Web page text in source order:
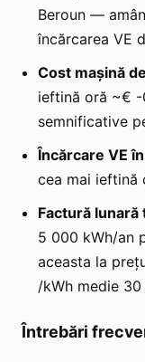
Beroun —
încărcarea VE
Cost mașină
ieftină oră ~€
semnificative
Încărcare VE
cea mai ieftină
Factură lunară
5 000 kWh/an
aceasta la
/kWh medie
Întrebări